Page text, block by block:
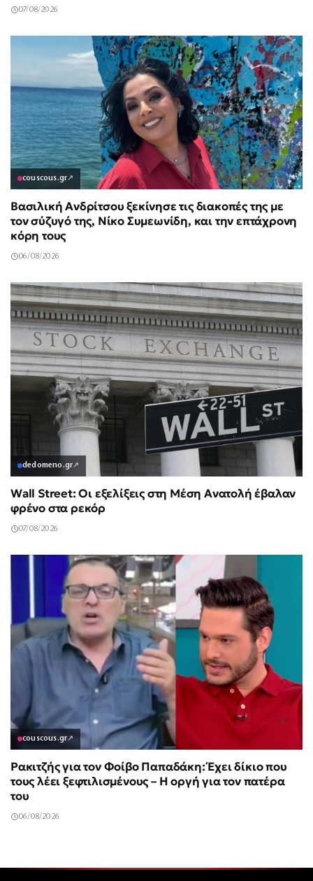
σοβαρών κενών»
07/08/2026
couscous.gr↗
Βασιλική Ανδρίτσου ξεκίνησε τις διακοπές της με
τον σύζυγό της, Νίκο Συμεωνίδη, και την επτάχρονη
κόρη τους
06/08/2026
dedomeno.gr↗
Wall Street: Οι εξελίξεις στη Μέση Ανατολή έβαλαν
φρένο στα ρεκόρ
07/08/2026
couscous.gr↗
Ρακιτζής για τον Φοίβο Παπαδάκη: Έχει δίκιο που
τους λέει ξεφτιλισμένους – Η οργή για τον πατέρα
του
06/08/2026